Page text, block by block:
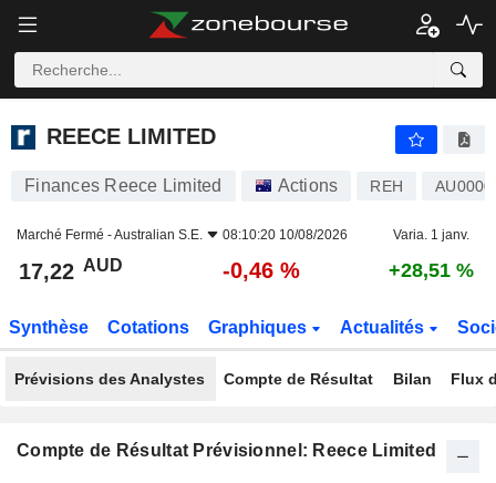
REECE LIMITED
REECE LIMITED
Finances Reece Limited Actions REH
Marché Fermé -Australian S.E. 08:10:20 10/08/2026 Varia. 1 janv.
17,22 AUD -0,46 % +28,51 %
Synthèse Cotations Graphiques Actualités
Prévisions des Analystes Compte de Résultat Bilan Flux
Compte de Résultat Prévisionnel: Reece Limited